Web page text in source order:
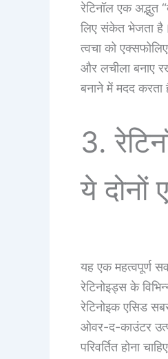
रेटिनॉल एक अद्भुत
लिए संकेत भेजता
त्वचा को
और लचीला बनाए
बनाने में मदद करता
3.
ये दोनों
यह एक महत्वपूर्ण
रेटिनोइड्स के
रेटिनोइक एसिड
ओवर-द-काउंटर
परिवर्तित होना